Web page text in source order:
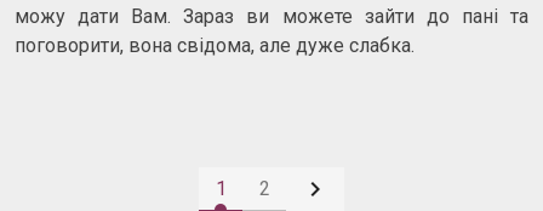
можу дати Вам. Зараз ви можете зайти до пані та
поговорити, вона свідома, але дуже слабка.
1 2 